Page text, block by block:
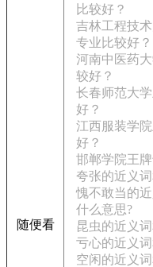
随便看
比较好？
吉林工程技
专业比较好？
河南中医药
较好？
长春师范大
好？
江西服装学
好？
邯郸学院王
夸张的近义
愧不敢当的
什么意思?
昆虫的近义
亏心的近义
空闲的近义